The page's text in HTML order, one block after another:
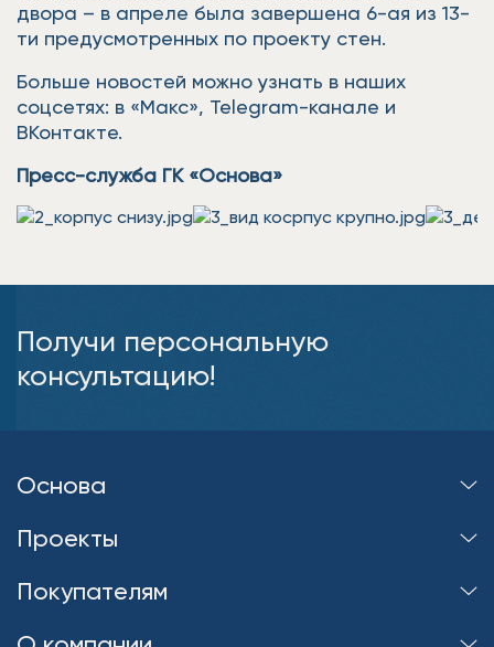
двора – в апреле была завершена 6-ая из 13-
ти предусмотренных по проекту стен.
Больше новостей можно узнать в наших
соцсетях: в «Макс», Telegram-канале и
ВКонтакте.
Пресс-служба ГК «Основа»
Получи персональную
консультацию!
Основа
Проекты
Покупателям